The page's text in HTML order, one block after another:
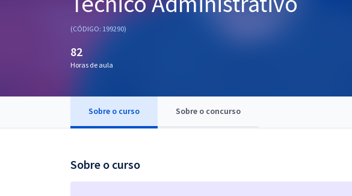
Questões grátis
(CÓDIGO: 199290)
82
Horas de aula
Sobre o curso Sobre o concurso
Sobre o curso